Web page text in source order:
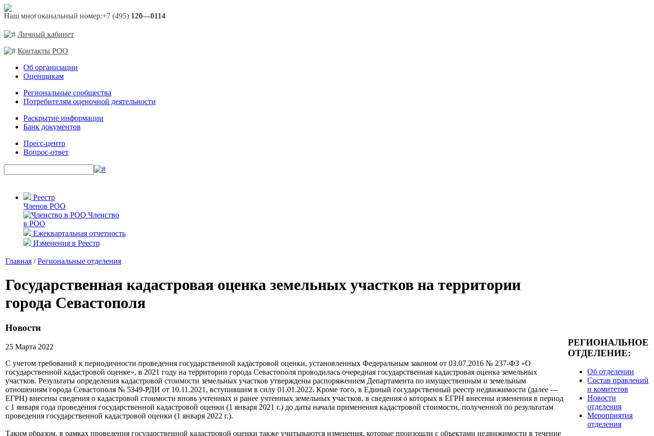
Наш многоканальный номер:+7 (495) 120—0114
Личный кабинет
Контакты РОО
Об организации
Оценщикам
Региональные сообщества
Потребителям оценочной деятельности
Раскрытие информации
Банк документов
Пресс-центр
Вопрос-ответ
Реестр
Членов РОО
Членство
в РОО
Ежеквартальная отчетность
Изменения в Реестр
Главная /Региональные отделения
Государственная кадастровая оценка земельных участков на территории
города Севастополя
Новости
25 Марта 2022
С учетом требований к периодичности проведения государственной кадастровой оценки, установленных Федеральным законом от 03.07.2016 № 237-ФЗ «О
государственной кадастровой оценке», в 2021 году на территории города Севастополя проводилась очередная государственная кадастровая оценка земельных
участков. Результаты определения кадастровой стоимости земельных участков утверждены распоряжением Департамента по имущественным и земельным
отношениям города Севастополя № 5349-РДИ от 10.11.2021, вступившим в силу 01.01.2022. Кроме того, в Единый государственный реестр недвижимости (далее —
ЕГРН) внесены сведения о кадастровой стоимости вновь учтенных и ранее учтенных земельных участков, в сведения о которых в ЕГРН внесены изменения в период
с 1 января года проведения государственной кадастровой оценки (1 января 2021 г.) до даты начала применения кадастровой стоимости, полученной по результатам
проведения государственной кадастровой оценки (1 января 2022 г.).
Таким образом, в рамках проведения государственной кадастровой оценки также учитываются изменения, которые произошли с объектами недвижимости в течение
РЕГИОНАЛЬНОЕ
ОТДЕЛЕНИЕ:
Об отделении
Состав правлений
и комитетов
Новости
отделения
Мероприятия
отделения